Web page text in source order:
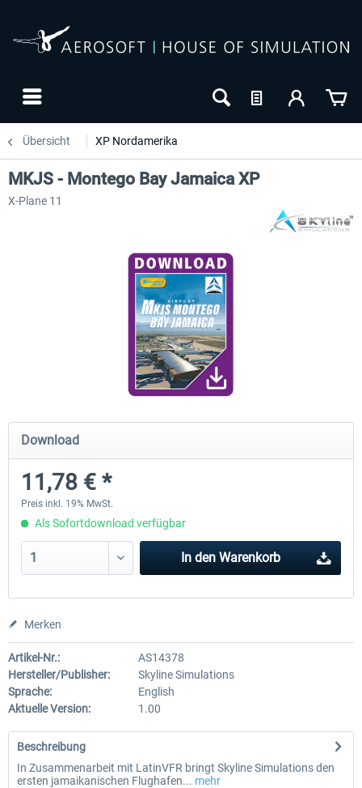
Übersicht XP Nordamerika
FunnerFlight - KSAN, KNZY & Naval
Base San...
19,95 € *
Saint Croix XP
MKJS - Montego Bay Jamaica XP
X-Plane 11
Download
11,78 € *
Preis inkl. 19% MwSt.
Als Sofortdownload verfügbar
In den Warenkorb
Merken
Artikel-Nr.:
AS14378
Hersteller/Publisher:
Skyline Simulations
Sprache:
English
Aktuelle Version:
1.00
Beschreibung
In Zusammenarbeit mit LatinVFR bringt Skyline Simulations den
ersten jamaikanischen Flughafen... mehr